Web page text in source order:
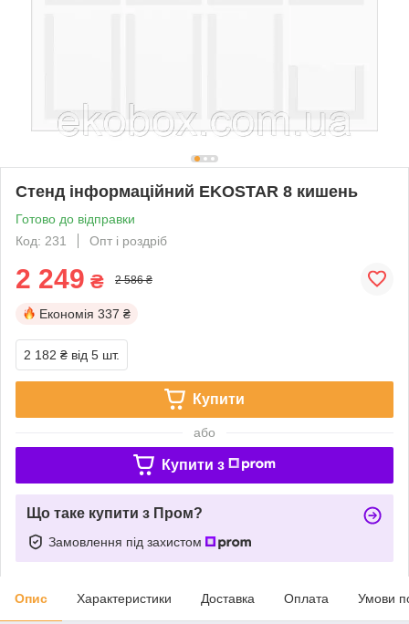
Стенд інформаційний EKOSTAR 8 кишень
Готово до відправки
Код: 231
Опт і роздріб
2 249 ₴ 2 586 ₴
Економія 337 ₴
2 182 ₴ від 5 шт.
Купити
або
Купити з
Що таке купити з Пром?
Замовлення під захистом
Опис Характеристики Доставка Оплата Умови